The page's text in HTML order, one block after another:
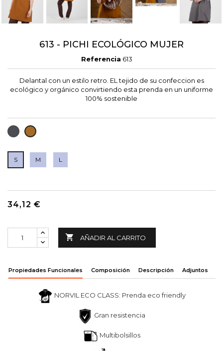
613 - PICHI ECOLÓGICO MUJER
Referencia 613
Delantal con un estilo retro. EL tejido de su confeccion es
ecológico y orgánico convirtiendo esta prenda en un uniforme
100% sostenible
MARENGO
OCRE
S M L
34,12 €
 AÑADIR AL CARRITO
Propiedades Funcionales Composición Descripción Adjuntos
NORVIL ECO CLASS: Prenda eco friendly
Gran resistencia
Multibolsillos